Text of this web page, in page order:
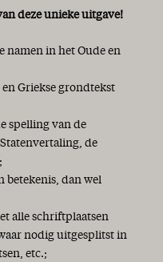
deze unieke uitgave!
namen in het Oude en
Griekse grondtekst
spelling van de
de
betekenis, dan wel
alle schriftplaatsen
nodig uitgesplitst in
etc.;